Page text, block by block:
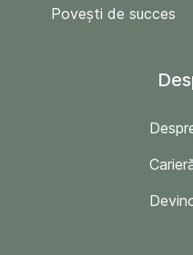
Povești de succes